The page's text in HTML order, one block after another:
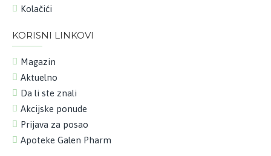
Kolačići
KORISNI LINKOVI
Magazin
Aktuelno
Da li ste znali
Akcijske ponude
Prijava za posao
Apoteke Galen Pharm